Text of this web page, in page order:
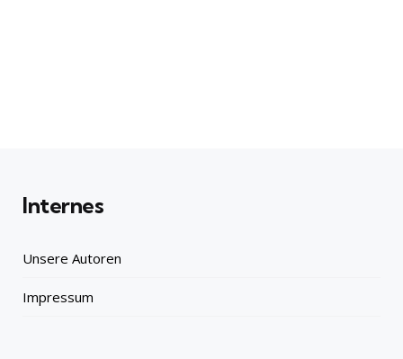
Internes
Unsere Autoren
Impressum